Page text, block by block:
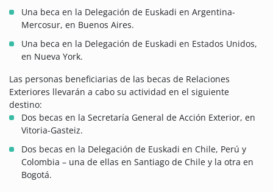
Una beca en la Delegación de Euskadi en Argentina-
Mercosur, en Buenos Aires.
Una beca en la Delegación de Euskadi en Estados Unidos,
en Nueva York.
Las personas beneficiarias de las becas de Relaciones
Exteriores llevarán a cabo su actividad en el siguiente
destino:
Dos becas en la Secretaría General de Acción Exterior, en
Vitoria-Gasteiz.
Dos becas en la Delegación de Euskadi en Chile, Perú y
Colombia – una de ellas en Santiago de Chile y la otra en
Bogotá.